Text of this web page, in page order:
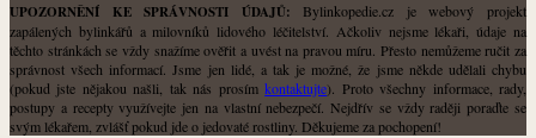
UPOZORNĚNÍ KE SPRÁVNOSTI ÚDAJŮ: Bylinkopedie.cz je webový projekt
zapálených bylinkářů a milovníků lidového léčitelství. Ačkoliv nejsme lékaři, údaje na
těchto stránkách se vždy snažíme ověřit a uvést na pravou míru. Přesto nemůžeme ručit za
správnost všech informací. Jsme jen lidé, a tak je možné, že jsme někde udělali chybu
(pokud jste nějakou našli, tak nás prosímkontaktujte). Proto všechny informace, rady,
postupy a recepty využívejte jen na vlastní nebezpečí. Nejdřív se vždy raději poraďte se
svým lékařem, zvlášť pokud jde o jedovaté rostliny. Děkujeme za pochopení!